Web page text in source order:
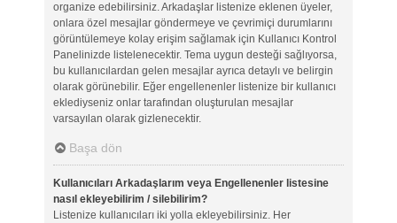
organize edebilirsiniz. Arkadaşlar listenize eklenen üyeler,
onlara özel mesajlar göndermeye ve çevrimiçi durumlarını
görüntülemeye kolay erişim sağlamak için Kullanıcı Kontrol
Panelinizde listelenecektir. Tema uygun desteği sağlıyorsa,
bu kullanıcılardan gelen mesajlar ayrıca detaylı ve belirgin
olarak görünebilir. Eğer engellenenler listenize bir kullanıcı
eklediyseniz onlar tarafından oluşturulan mesajlar
varsayılan olarak gizlenecektir.
Başa dön
Kullanıcıları Arkadaşlarım veya Engellenenler listesine
nasıl ekleyebilirim / silebilirim?
Listenize kullanıcıları iki yolla ekleyebilirsiniz. Her